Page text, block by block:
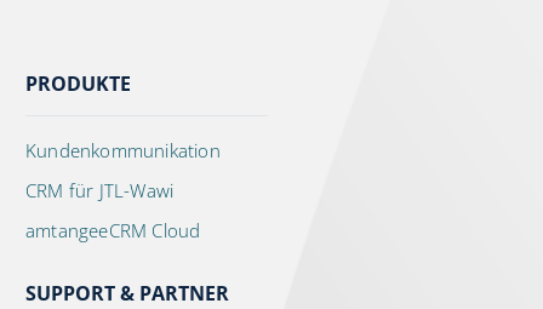
PRODUKTE
Kundenkommunikation
CRM für JTL-Wawi
amtangeeCRM Cloud
SUPPORT & PARTNER